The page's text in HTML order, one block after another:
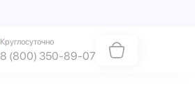
Круглосуточно
8 (800) 350-89-07